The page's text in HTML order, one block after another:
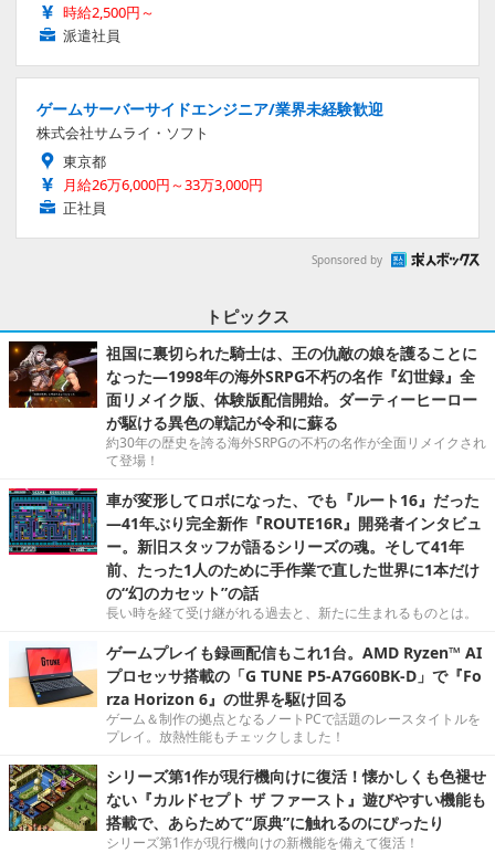
時給2,500円～
派遣社員
ゲームサーバーサイドエンジニア/業界未経験歓迎
株式会社サムライ・ソフト
東京都
月給26万6,000円～33万3,000円
正社員
Sponsored by
トピックス
祖国に裏切られた騎士は、王の仇敵の娘を護ることに
なった―1998年の海外SRPG不朽の名作『幻世録』全
面リメイク版、体験版配信開始。ダーティーヒーロー
が駆ける異色の戦記が令和に蘇る
約30年の歴史を誇る海外SRPGの不朽の名作が全面リメイクされ
て登場！
車が変形してロボになった、でも『ルート16』だった
―41年ぶり完全新作『ROUTE16R』開発者インタビュ
ー。新旧スタッフが語るシリーズの魂。そして41年
前、たった1人のために手作業で直した世界に1本だけ
の“幻のカセット”の話
長い時を経て受け継がれる過去と、新たに生まれるものとは。
ゲームプレイも録画配信もこれ1台。AMD Ryzen™ AI
プロセッサ搭載の「G TUNE P5-A7G60BK-D」で『Fo
rza Horizon 6』の世界を駆け回る
ゲーム＆制作の拠点となるノートPCで話題のレースタイトルを
プレイ。放熱性能もチェックしました！
シリーズ第1作が現行機向けに復活！懐かしくも色褪せ
ない『カルドセプト ザ ファースト』遊びやすい機能も
搭載で、あらためて“原典”に触れるのにぴったり
シリーズ第1作が現行機向けの新機能を備えて復活！